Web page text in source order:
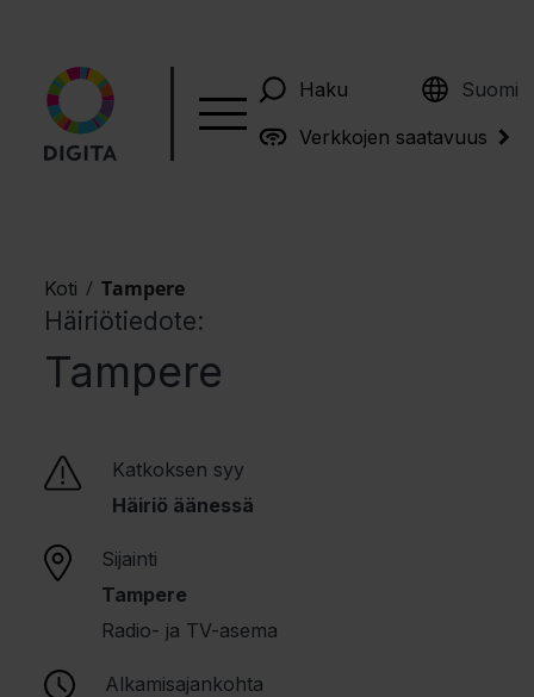
Haku Suomi
English
Verkkojen saatavuus
Koti / Tampere
Häiriötiedote:
Tampere
Katkoksen syy
Häiriö äänessä
Sijainti
Tampere
Radio- ja TV-asema
Alkamisajankohta